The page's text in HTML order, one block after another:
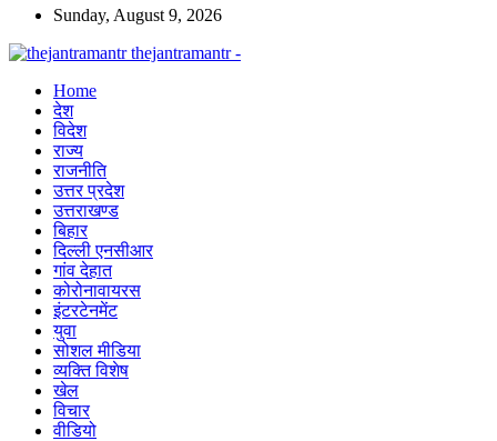
Sunday, August 9, 2026
thejantramantr -
Home
देश
विदेश
राज्य
राजनीति
उत्तर प्रदेश
उत्तराखण्ड
बिहार
दिल्ली एनसीआर
गांव देहात
कोरोनावायरस
इंटरटेनमेंट
युवा
सोशल मीडिया
व्यक्ति विशेष
खेल
विचार
वीडियो